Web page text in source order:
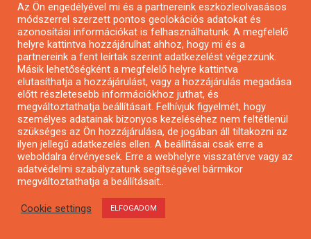
Alkotói pályázat multimédia-kiállításhoz
Az Ön engedélyével mi és a partnereink eszközleolvasásos
módszerrel szerzett pontos geolokációs adatokat és
azonosítási információkat is felhasználhatunk. A megfelelő
helyre kattintva hozzájárulhat ahhoz, hogy mi és a
partnereink a fent leírtak szerint adatkezelést végezzünk.
Másik lehetőségként a megfelelő helyre kattintva
elutasíthatja a hozzájárulást, vagy a hozzájárulás megadása
előtt részletesebb információkhoz juthat, és
megváltoztathatja beállításait. Felhívjuk figyelmét, hogy
személyes adatainak bizonyos kezeléséhez nem feltétlenül
szükséges az Ön hozzájárulása, de jogában áll tiltakozni az
ilyen jellegű adatkezelés ellen. A beállításai csak erre a
weboldalra érvényesek. Erre a webhelyre visszatérve vagy az
adatvédelmi szabályzatunk segítségével bármikor
megváltoztathatja a beállításait..
Cookie settings ELFOGADOM